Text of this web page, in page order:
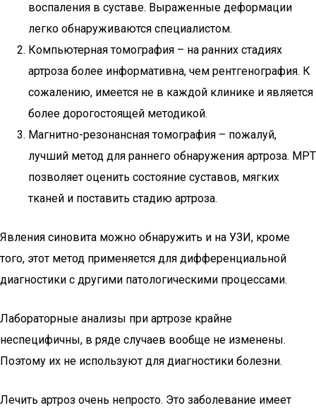
воспаления в суставе. Выраженные деформации
легко обнаруживаются специалистом.
Компьютерная томография – на ранних стадиях
артроза более информативна, чем рентгенография. К
сожалению, имеется не в каждой клинике и является
более дорогостоящей методикой.
Магнитно-резонансная томография – пожалуй,
лучший метод для раннего обнаружения артроза. МРТ
позволяет оценить состояние суставов, мягких
тканей и поставить стадию артроза.
Явления синовита можно обнаружить и на УЗИ, кроме
того, этот метод применяется для дифференциальной
диагностики с другими патологическими процессами.
Лабораторные анализы при артрозе крайне
неспецифичны, в ряде случаев вообще не изменены.
Поэтому их не используют для диагностики болезни.
Лечить артроз очень непросто. Это заболевание имеет